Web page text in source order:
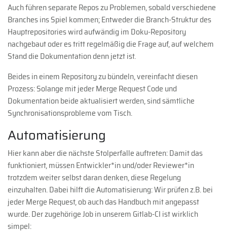
Auch führen separate Repos zu Problemen, sobald verschiedene
Branches ins Spiel kommen; Entweder die Branch-Struktur des
Hauptrepositories wird aufwändig im Doku-Repository
nachgebaut oder es tritt regelmäßig die Frage auf, auf welchem
Stand die Dokumentation denn jetzt ist.
Beides in einem Repository zu bündeln, vereinfacht diesen
Prozess: Solange mit jeder Merge Request Code und
Dokumentation beide aktualisiert werden, sind sämtliche
Synchronisationsprobleme vom Tisch.
Automatisierung
Hier kann aber die nächste Stolperfalle auftreten: Damit das
funktioniert, müssen Entwickler*in und/oder Reviewer*in
trotzdem weiter selbst daran denken, diese Regelung
einzuhalten. Dabei hilft die Automatisierung: Wir prüfen z.B. bei
jeder Merge Request, ob auch das Handbuch mit angepasst
wurde. Der zugehörige Job in unserem Gitlab-CI ist wirklich
simpel: